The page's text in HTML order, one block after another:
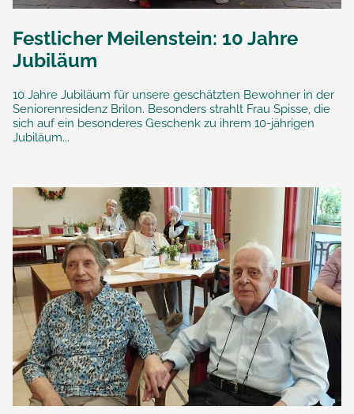
Festlicher Meilenstein: 10 Jahre
Jubiläum
10 Jahre Jubiläum für unsere geschätzten Bewohner in der
Seniorenresidenz Brilon. Besonders strahlt Frau Spisse, die
sich auf ein besonderes Geschenk zu ihrem 10-jährigen
Jubiläum...